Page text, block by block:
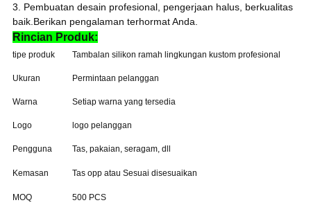
3. Pembuatan desain profesional, pengerjaan halus, berkualitas
baik.Berikan pengalaman terhormat Anda.
Rincian Produk:
tipe produk Tambalan silikon ramah lingkungan kustom profesional
Ukuran Permintaan pelanggan
Warna Setiap warna yang tersedia
Logo logo pelanggan
Pengguna Tas, pakaian, seragam, dll
Kemasan Tas opp atau Sesuai disesuaikan
MOQ 500 PCS